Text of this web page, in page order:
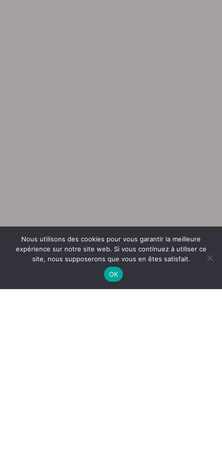
Nous utilisons des cookies pour vous garantir la meilleure
expérience sur notre site web. Si vous continuez à utiliser ce
site, nous supposerons que vous en êtes satisfait.
OK